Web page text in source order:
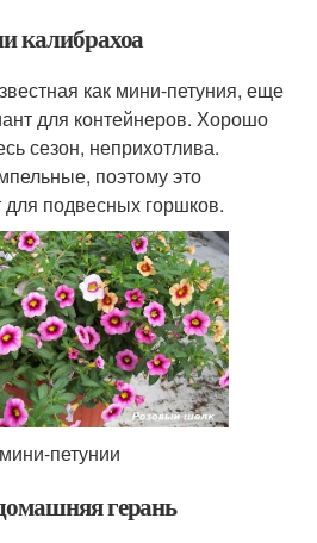
калибрахоа
как мини-петуния, еще
для контейнеров. Хорошо
сезон, неприхотлива.
поэтому это
подвесных горшков.
петунии
герань